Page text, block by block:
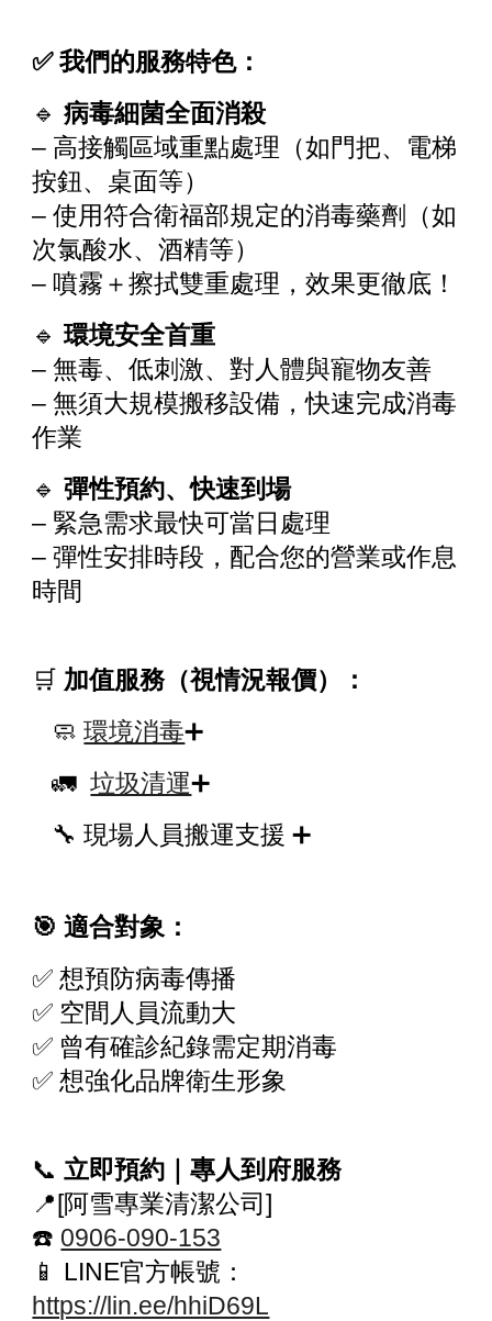
✅ 我們的服務特色：
🔹病毒細菌全面消殺
– 高接觸區域重點處理（如門把、電梯
按鈕、桌面等）
– 使用符合衛福部規定的消毒藥劑（如
次氯酸水、酒精等）
– 噴霧＋擦拭雙重處理，效果更徹底！
🔹環境安全首重
– 無毒、低刺激、對人體與寵物友善
– 無須大規模搬移設備，快速完成消毒
作業
🔹彈性預約、快速到場
– 緊急需求最快可當日處理
– 彈性安排時段，配合您的營業或作息
時間
🛒 加值服務（視情況報價）：
🧼環境消毒➕
🚛垃圾清運➕
🔧 現場人員搬運支援 ➕
🎯 適合對象：
✅ 想預防病毒傳播
✅ 空間人員流動大
✅ 曾有確診紀錄需定期消毒
✅ 想強化品牌衛生形象
📞 立即預約｜專人到府服務
📍[阿雪專業清潔公司]
☎️ 0906-090-153
📱 LINE官方帳號：
https://lin.ee/hhiD69L